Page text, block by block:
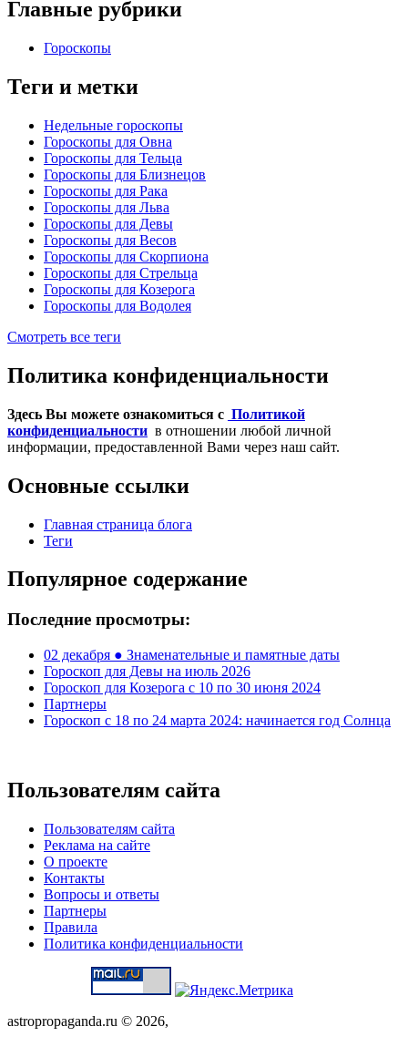
Главные рубрики
Гороскопы
Теги и метки
Недельные гороскопы
Гороскопы для Овна
Гороскопы для Тельца
Гороскопы для Близнецов
Гороскопы для Рака
Гороскопы для Льва
Гороскопы для Девы
Гороскопы для Весов
Гороскопы для Скорпиона
Гороскопы для Стрельца
Гороскопы для Козерога
Гороскопы для Водолея
Смотреть все теги
Политика конфиденциальности
Здесь Вы можете ознакомиться с Политикой
конфиденциальности в отношении любой личной
информации, предоставленной Вами через наш сайт.
Основные ссылки
Главная страница блога
Теги
Популярное содержание
Последние просмотры:
02 декабря ● Знаменательные и памятные даты
Гороскоп для Девы на июль 2026
Гороскоп для Козерога с 10 по 30 июня 2024
Партнеры
Гороскоп с 18 по 24 марта 2024: начинается год Солнца
Пользователям сайта
Пользователям сайта
Реклама на сайте
О проекте
Контакты
Вопросы и ответы
Партнеры
Правила
Политика конфиденциальности
astropropaganda.ru © 2026,